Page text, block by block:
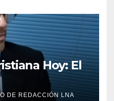
Hoy: El
DE REDACCIÓN LNA